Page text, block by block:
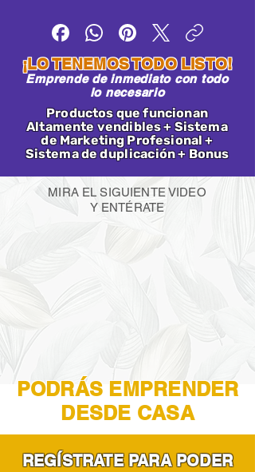
¡LO TENEMOS TODO LISTO!
Emprende de inmediato con todo
lo necesario
Productos que funcionan
Altamente vendibles + Sistema
de Marketing Profesional +
Sistema de duplicación + Bonus
MIRA EL SIGUIENTE VIDEO
Y ENTÉRATE
PODRÁS EMPRENDER
DESDE CASA
REGÍSTRATE PARA PODER